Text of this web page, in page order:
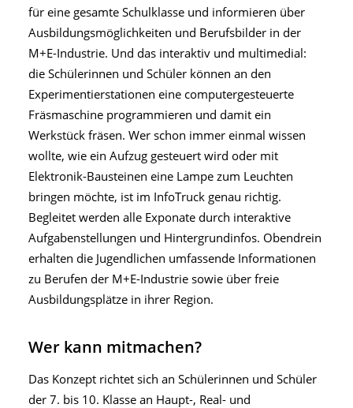
für eine gesamte Schulklasse und informieren über
Ausbildungsmöglichkeiten und Berufsbilder in der
M+E-Industrie. Und das interaktiv und multimedial:
die Schülerinnen und Schüler können an den
Experimentierstationen eine computergesteuerte
Fräsmaschine programmieren und damit ein
Werkstück fräsen. Wer schon immer einmal wissen
wollte, wie ein Aufzug gesteuert wird oder mit
Elektronik-Bausteinen eine Lampe zum Leuchten
bringen möchte, ist im InfoTruck genau richtig.
Begleitet werden alle Exponate durch interaktive
Aufgabenstellungen und Hintergrundinfos. Obendrein
erhalten die Jugendlichen umfassende Informationen
zu Berufen der M+E-Industrie sowie über freie
Ausbildungsplätze in ihrer Region.
Wer kann mitmachen?
Das Konzept richtet sich an Schülerinnen und Schüler
der 7. bis 10. Klasse an Haupt-, Real- und